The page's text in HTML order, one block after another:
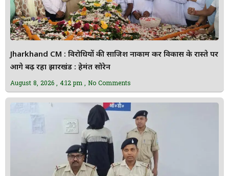
Jharkhand CM : विरोधियों की साजिश नाकाम कर विकास के रास्ते पर
आगे बढ़ रहा झारखंड : हेमंत सोरेन
August 8, 2026 4:12 pm No Comments